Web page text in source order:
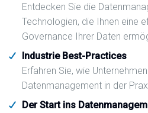
Entdecken Sie die
Technologien, die Ihnen eine
Governance Ihrer Daten
Industrie Best-Practices
Erfahren Sie, wie
Datenmanagement in der
Der Start ins